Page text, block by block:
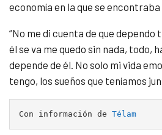
economía en la que se encontraba
“No me di cuenta de que dependo
él se va me quedo sin nada, todo,
depende de él. No solo mi vida
tengo, los sueños que teníamos
Con información de Télam